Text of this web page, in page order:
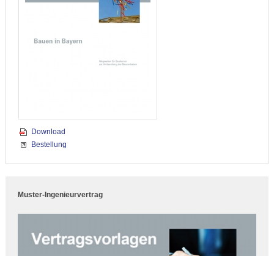
Download
Bestellung
Muster-Ingenieurvertrag